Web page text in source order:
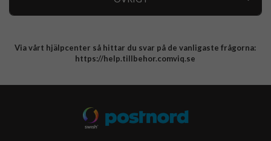
Integritetspolicy
Via vårt hjälpcenter så hittar du svar på de vanligaste frågorna:
https://help.tillbehor.comviq.se